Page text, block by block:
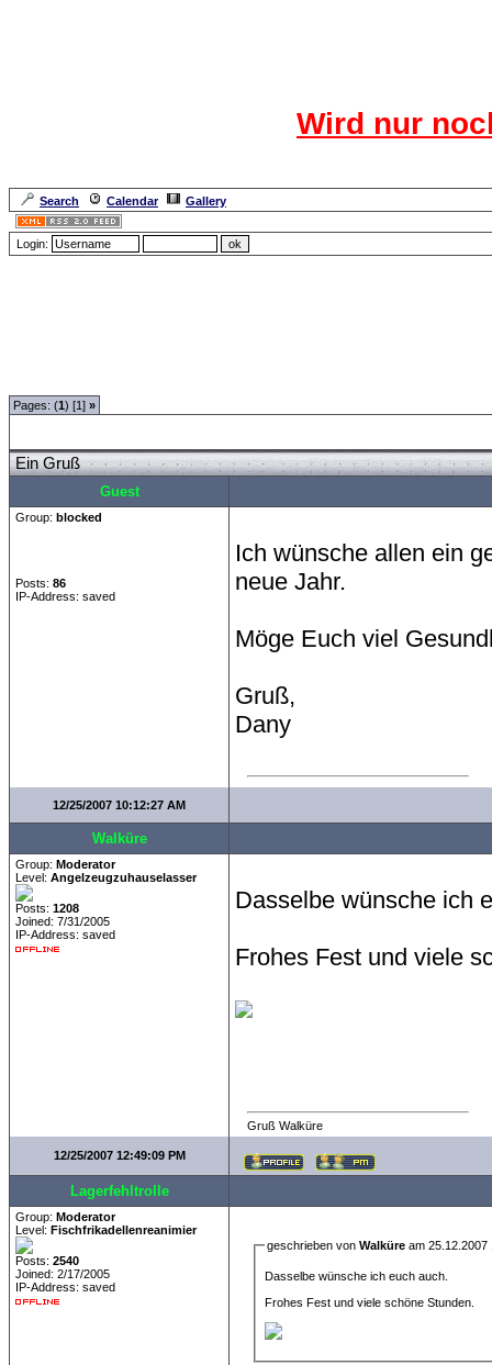
Wird nur
Search Calendar
Gallery
Login:
Pages: (1) [1] »
Ein Gruß
Guest
Group: blocked
Posts: 86
IP-Address: saved
Ich wünsche allen ein
neue Jahr.
Möge Euch viel
Gruß,
Dany
12/25/2007 10:12:27 AM
Walküre
Group: Moderator
Level: Angelzeugzuhauselasser
Posts: 1208
Joined: 7/31/2005
IP-Address: saved
Dasselbe wünsche ich
Frohes Fest und viele
Gruß Walküre
12/25/2007 12:49:09 PM
Lagerfehltrolle
Group: Moderator
Level: Fischfrikadellenreanimier
Posts: 2540
Joined: 2/17/2005
IP-Address: saved
geschrieben vonWalküre am 25.12.2007
Dasselbe wünsche ich euch auch.
Frohes Fest und viele schöne Stunden.